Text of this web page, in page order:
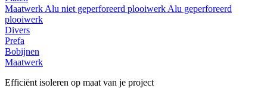
Maatwerk Alu niet geperforeerd plooiwerk Alu geperforeerd
plooiwerk
Divers
Prefa
Bobijnen
Maatwerk
Efficiënt isoleren op maat van je project